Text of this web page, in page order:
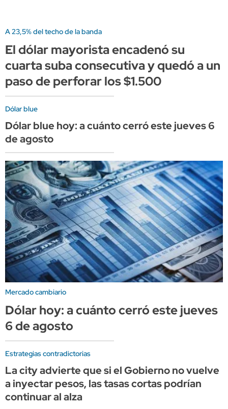
A 23,5% del techo de la banda
El dólar mayorista encadenó su
cuarta suba consecutiva y quedó a un
paso de perforar los $1.500
Dólar blue
Dólar blue hoy: a cuánto cerró este jueves 6
de agosto
Mercado cambiario
Dólar hoy: a cuánto cerró este jueves
6 de agosto
Estrategias contradictorias
La city advierte que si el Gobierno no vuelve
a inyectar pesos, las tasas cortas podrían
continuar al alza